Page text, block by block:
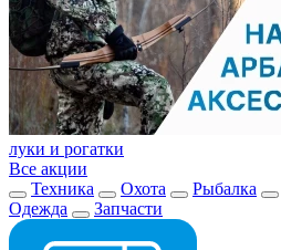
луки и рогатки
Все акции
Техника
Охота Рыбалка
Одежда
Запчасти